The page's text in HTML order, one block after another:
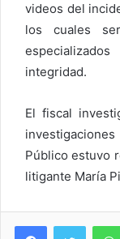
videos del
los cuales
integridad.
El fiscal
Público estuvo
litigante María